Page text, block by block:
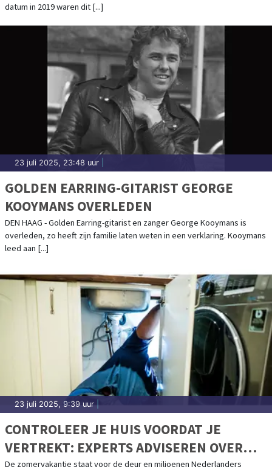
datum in 2019 waren dit [...]
23 juli 2025, 23:48 uur
GOLDEN EARRING-GITARIST GEORGE
KOOYMANS OVERLEDEN
DEN HAAG - Golden Earring-gitarist en zanger George Kooymans is
overleden, zo heeft zijn familie laten weten in een verklaring. Kooymans
leed aan [...]
23 juli 2025, 9:39 uur|
CONTROLEER JE HUIS VOORDAT JE
VERTREKT: EXPERTS ADVISEREN OVER
De zomervakantie staat voor de deur en miljoenen Nederlanders